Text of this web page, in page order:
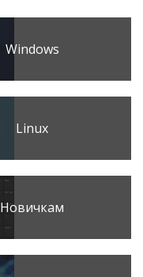
Windows
Linux
Новичкам